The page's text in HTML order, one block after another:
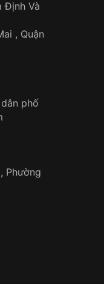
trên toàn quốc
đơn hàng thành
toán trực tiếp
trong suốt quá
Định Và
, Quận
phố
Phường